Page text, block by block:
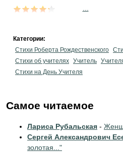
Категории:
Стихи Роберта Рождественского
Стихи об учителях Учитель
Стихи на День Учителя
Самое читаемое
Лариса Рубальская -
Сергей Александрович
золотая..."